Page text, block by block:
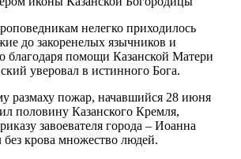
нелегко приходилось
до закоренелых язычников и
благодаря помощи Казанской Матери
уверовал в истинного Бога.
размаху пожар, начавшийся 28 июня
половину Казанского Кремля,
завоевателя города – Иоанна
без крова множество людей.